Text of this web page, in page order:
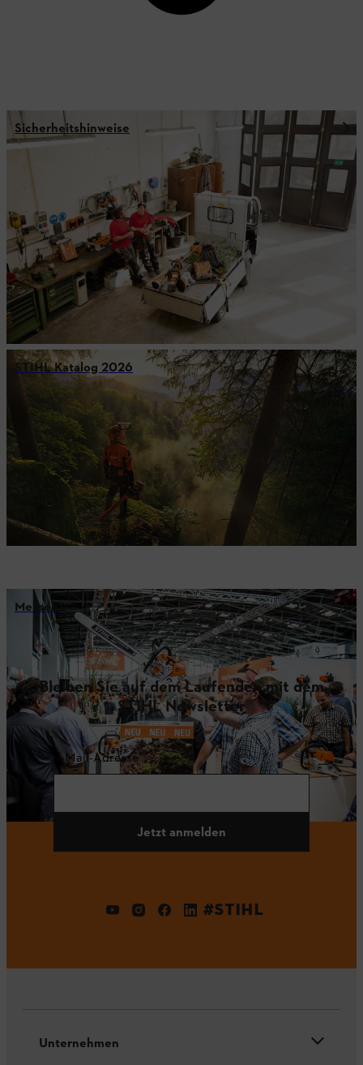
Sicherheitshinweise
STIHL Katalog 2026
Messen
Bleiben Sie auf dem Laufenden mit dem
STIHL Newsletter
E-Mail-Adresse
Jetzt anmelden
#STIHL
Unternehmen